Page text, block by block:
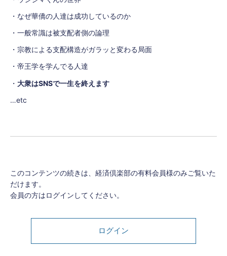
・なぜ華僑の人達は成功しているのか
・一般常識は被支配者側の論理
・宗教による支配構造がガラッと変わる局面
・帝王学を学んでる人達
・ 大衆はSNSで一生を終えます
…etc
このコンテンツの続きは、経済倶楽部の有料会員様のみご覧いた
だけます。
会員の方はログインしてください。
ログイン